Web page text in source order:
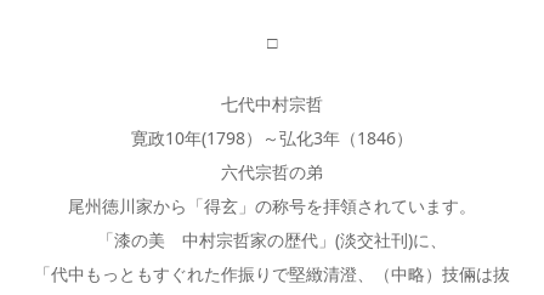
□
七代中村宗哲
寛政10年(1798）～弘化3年（1846）
六代宗哲の弟
尾州徳川家から「得玄」の称号を拝領されています。
「漆の美 中村宗哲家の歴代」(淡交社刊)に、
「代中もっともすぐれた作振りで堅緻清澄、（中略）技倆は抜